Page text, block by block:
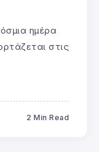
ημέρα
στις
2 Min Read